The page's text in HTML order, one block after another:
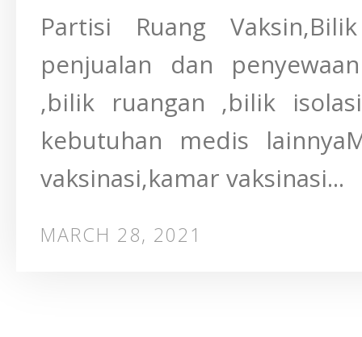
Partisi Ruang
penjualan dan
,bilik ruangan ,bilik
kebutuhan medis
vaksinasi,kamar vaksinasi...
MARCH 28, 2021